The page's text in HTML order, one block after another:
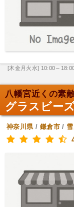
[木金月火水] 10:00～
グラスビー
神奈川県/ 鎌倉市/